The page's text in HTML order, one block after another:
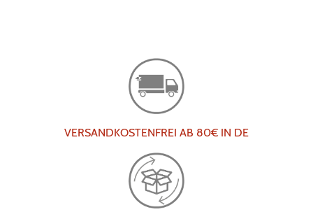
VERSANDKOSTENFREI AB 80€ IN DE